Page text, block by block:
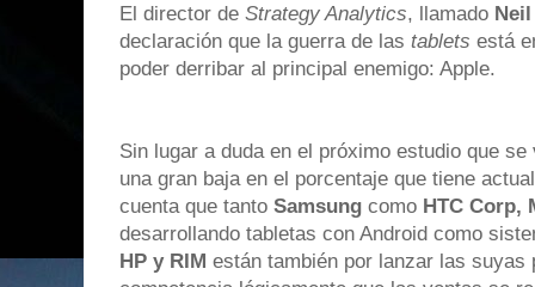
El director de Strategy Analytics, llamado
declaración que la guerra de las tablets está
poder derribar al principal enemigo: Apple.
Sin lugar a duda en el próximo estudio que
una gran baja en el porcentaje que tiene
cuenta que tanto Samsung como HTC Corp,
desarrollando tabletas con Android como
HP y RIM están también por lanzar las suyas